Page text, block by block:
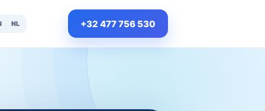
NL +32 477 756 530